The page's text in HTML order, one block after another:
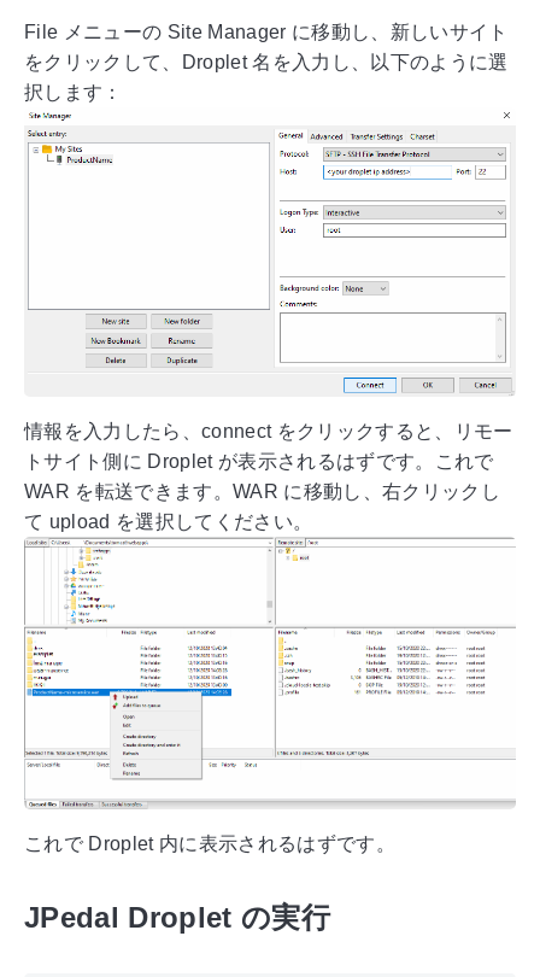
File メニューの Site Manager に移動し、新しいサイト
をクリックして、Droplet 名を入力し、以下のように選
択します：
情報を入力したら、connect をクリックすると、リモー
トサイト側に Droplet が表示されるはずです。これで
WAR を転送できます。WAR に移動し、右クリックし
て upload を選択してください。
これで Droplet 内に表示されるはずです。
JPedal Droplet の実行